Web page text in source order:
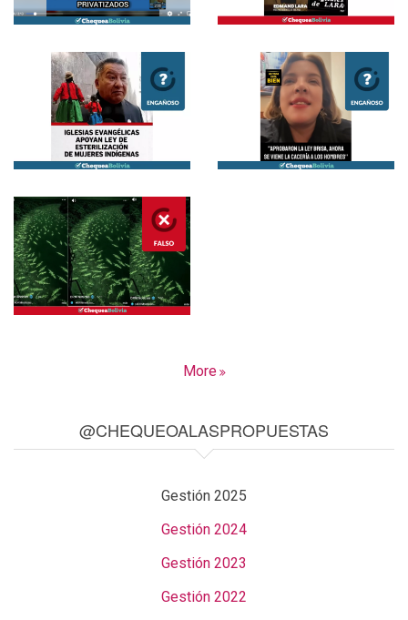
More
@CHEQUEOALASPROPUESTAS
Gestión 2025
Gestión 2024
Gestión 2023
Gestión 2022